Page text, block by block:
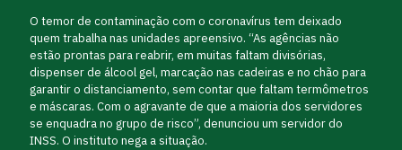
O temor de contaminação com o coronavírus tem deixado
quem trabalha nas unidades apreensivo. “As agências não
estão prontas para reabrir, em muitas faltam divisórias,
dispenser de álcool gel, marcação nas cadeiras e no chão para
garantir o distanciamento, sem contar que faltam termômetros
e máscaras. Com o agravante de que a maioria dos servidores
se enquadra no grupo de risco”, denunciou um servidor do
INSS. O instituto nega a situação.